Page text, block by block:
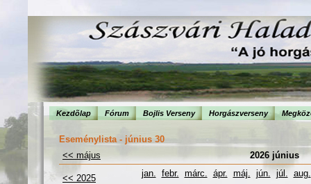
Kezdõlap Fórum Bojlis Verseny Horgászverseny
Eseménylista - június 30
<< május
2026 június
<< 2025 jan. febr. márc. ápr. máj. jún. júl. aug.